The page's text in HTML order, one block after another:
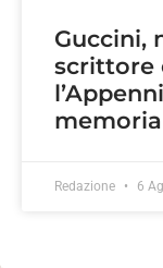
Guccini,
scrittore
memoria
Redazione 6